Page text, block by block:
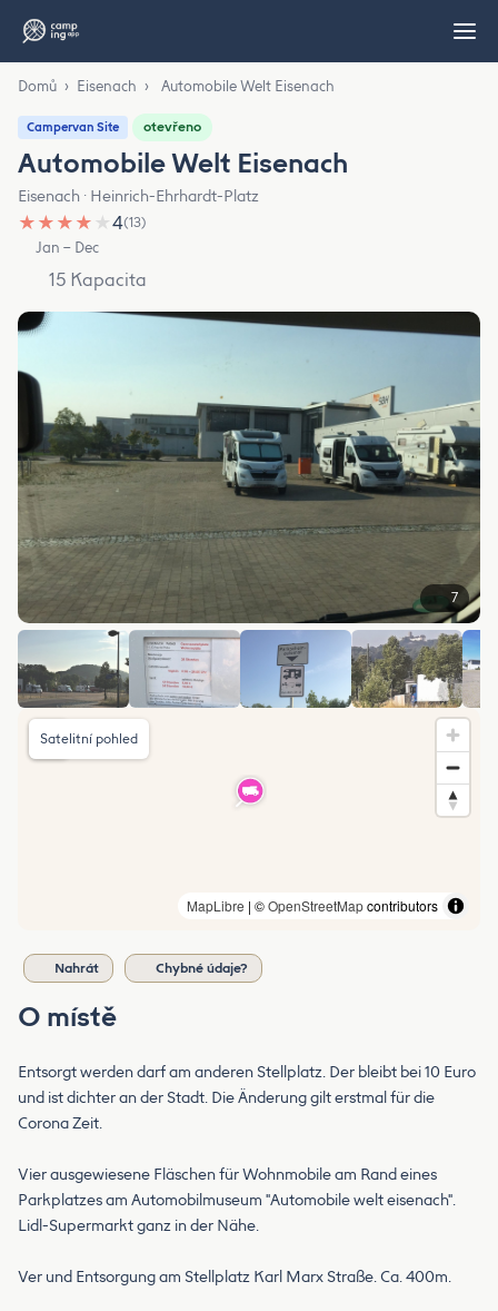
Domů › Eisenach › Automobile Welt Eisenach
Campervan Site otevřeno
Automobile Welt Eisenach
Eisenach · Heinrich-Ehrhardt-Platz
★ ★ ★ ★ ★4(13)
Jan – Dec
15 Kapacita
7
MapLibre | ©OpenStreetMapcontributors
Satelitní pohled
Nahrát Chybné údaje?
O místě
Entsorgt werden darf am anderen Stellplatz. Der bleibt bei 10 Euro
und ist dichter an der Stadt. Die Änderung gilt erstmal für die
Corona Zeit.
Vier ausgewiesene Fläschen für Wohnmobile am Rand eines
Parkplatzes am Automobilmuseum "Automobile welt eisenach".
Lidl-Supermarkt ganz in der Nähe.
Ver und Entsorgung am Stellplatz Karl Marx Straße. Ca. 400m.